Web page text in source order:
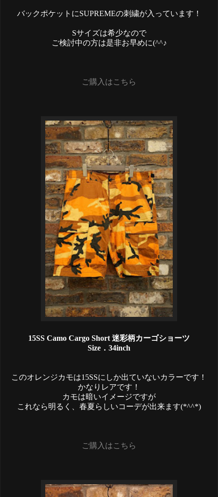
バックポケットにSUPREMEの刺繍が入っています！
Sサイズは希少なので
ご検討中の方は是非お早めに(^^♪
ご購入はこちら
15SS Camo Cargo Short 迷彩柄カーゴショーツ
Size．34inch
このオレンジカモは15SSにしか出ていないカラーです！
かなりレアです！
カモは暗いイメージですが
これなら明るく、春夏らしいコーデが出来ます(*^^*)
ご購入はこちら